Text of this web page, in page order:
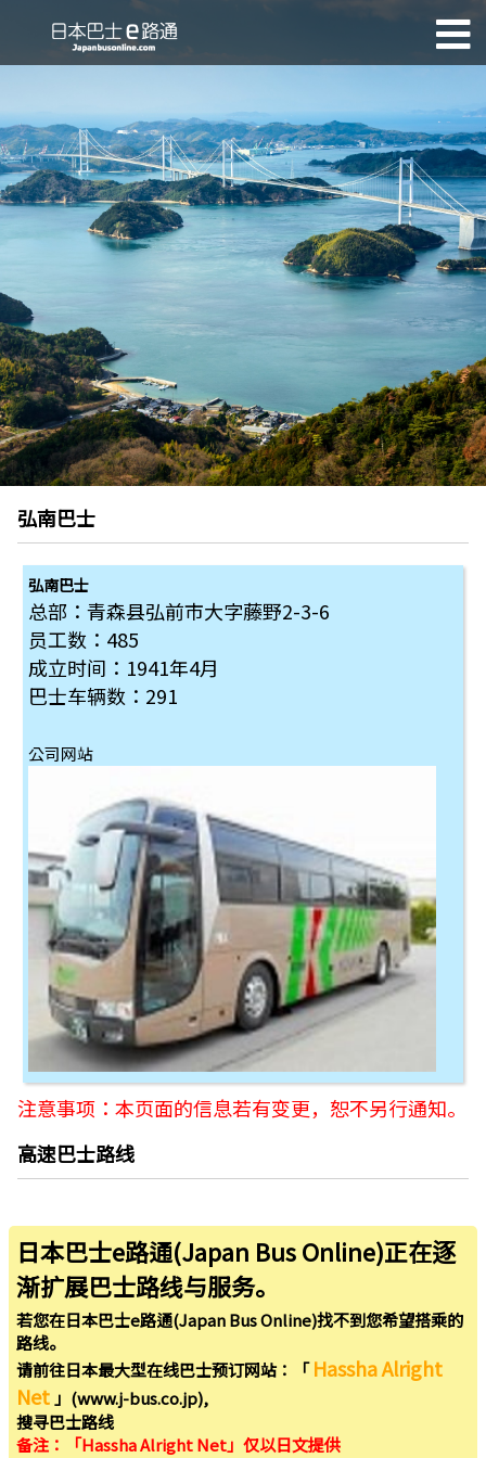
弘南巴士
弘南巴士
总部：青森县弘前市大字藤野2-3-6
员工数：485
成立时间：1941年4月
巴士车辆数：291
公司网站
注意事项：本页面的信息若有变更，恕不另行通知。
高速巴士路线
日本巴士e路通(Japan Bus Online)正在逐
渐扩展巴士路线与服务。
若您在日本巴士e路通(Japan Bus Online)找不到您希望搭乘的
路线。
请前往日本最大型在线巴士预订网站：「Hassha Alright
Net 」(www.j-bus.co.jp),
搜寻巴士路线
备注：「Hassha Alright Net」仅以日文提供